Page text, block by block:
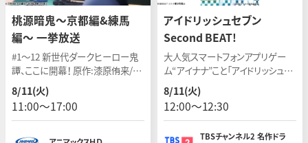
桃源暗鬼〜京都編&練馬
編〜 一挙放送
#1〜12 新世代ダークヒーロー鬼
譚、ここに開幕！ 原作:漆原侑来/制
作:2025年/全24話 ※12時間連続
で一挙に放送！
8/11(火)
11:00〜17:00
アイドリッシュセブン
Second BEAT!
大人気スマートフォンアプリゲー
ム“アイナナ”こと「アイドリッシュセ
ブン」のアニメ第2期。アイドルグル
ープ・IDOLiSH7のさらなる活躍を
描く。
8/11(火)
12:00〜12:30
TBSチャンネル2 名作ドラ